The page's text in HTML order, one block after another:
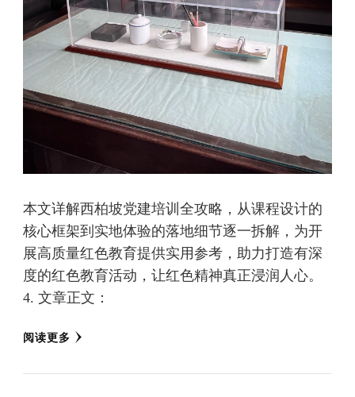
本文详解西柏坡党建培训全攻略，从课程设计的
核心框架到实地体验的落地细节逐一拆解，为开
展高质量红色教育提供实用参考，助力打造有深
度的红色教育活动，让红色精神真正浸润人心。
4. 文章正文：
阅读更多